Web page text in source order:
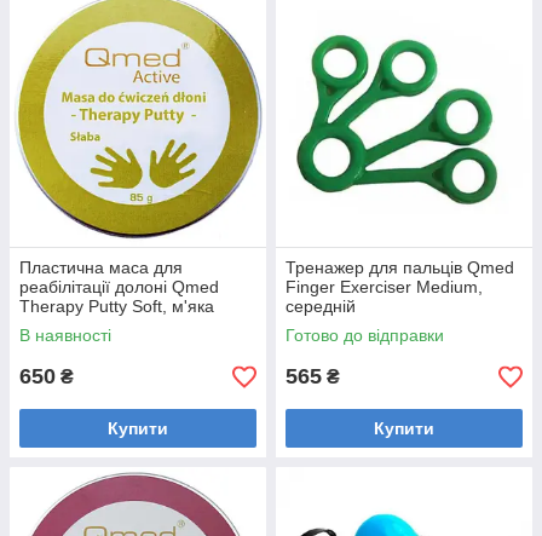
Пластична маса для
реабілітації долоні Qmed
Therapy Putty Soft, м'яка
В наявності
650 ₴
Купити
Тренажер для пальців Qmed
Finger Exerciser Medium,
середній
Готово до відправки
565 ₴
Купити